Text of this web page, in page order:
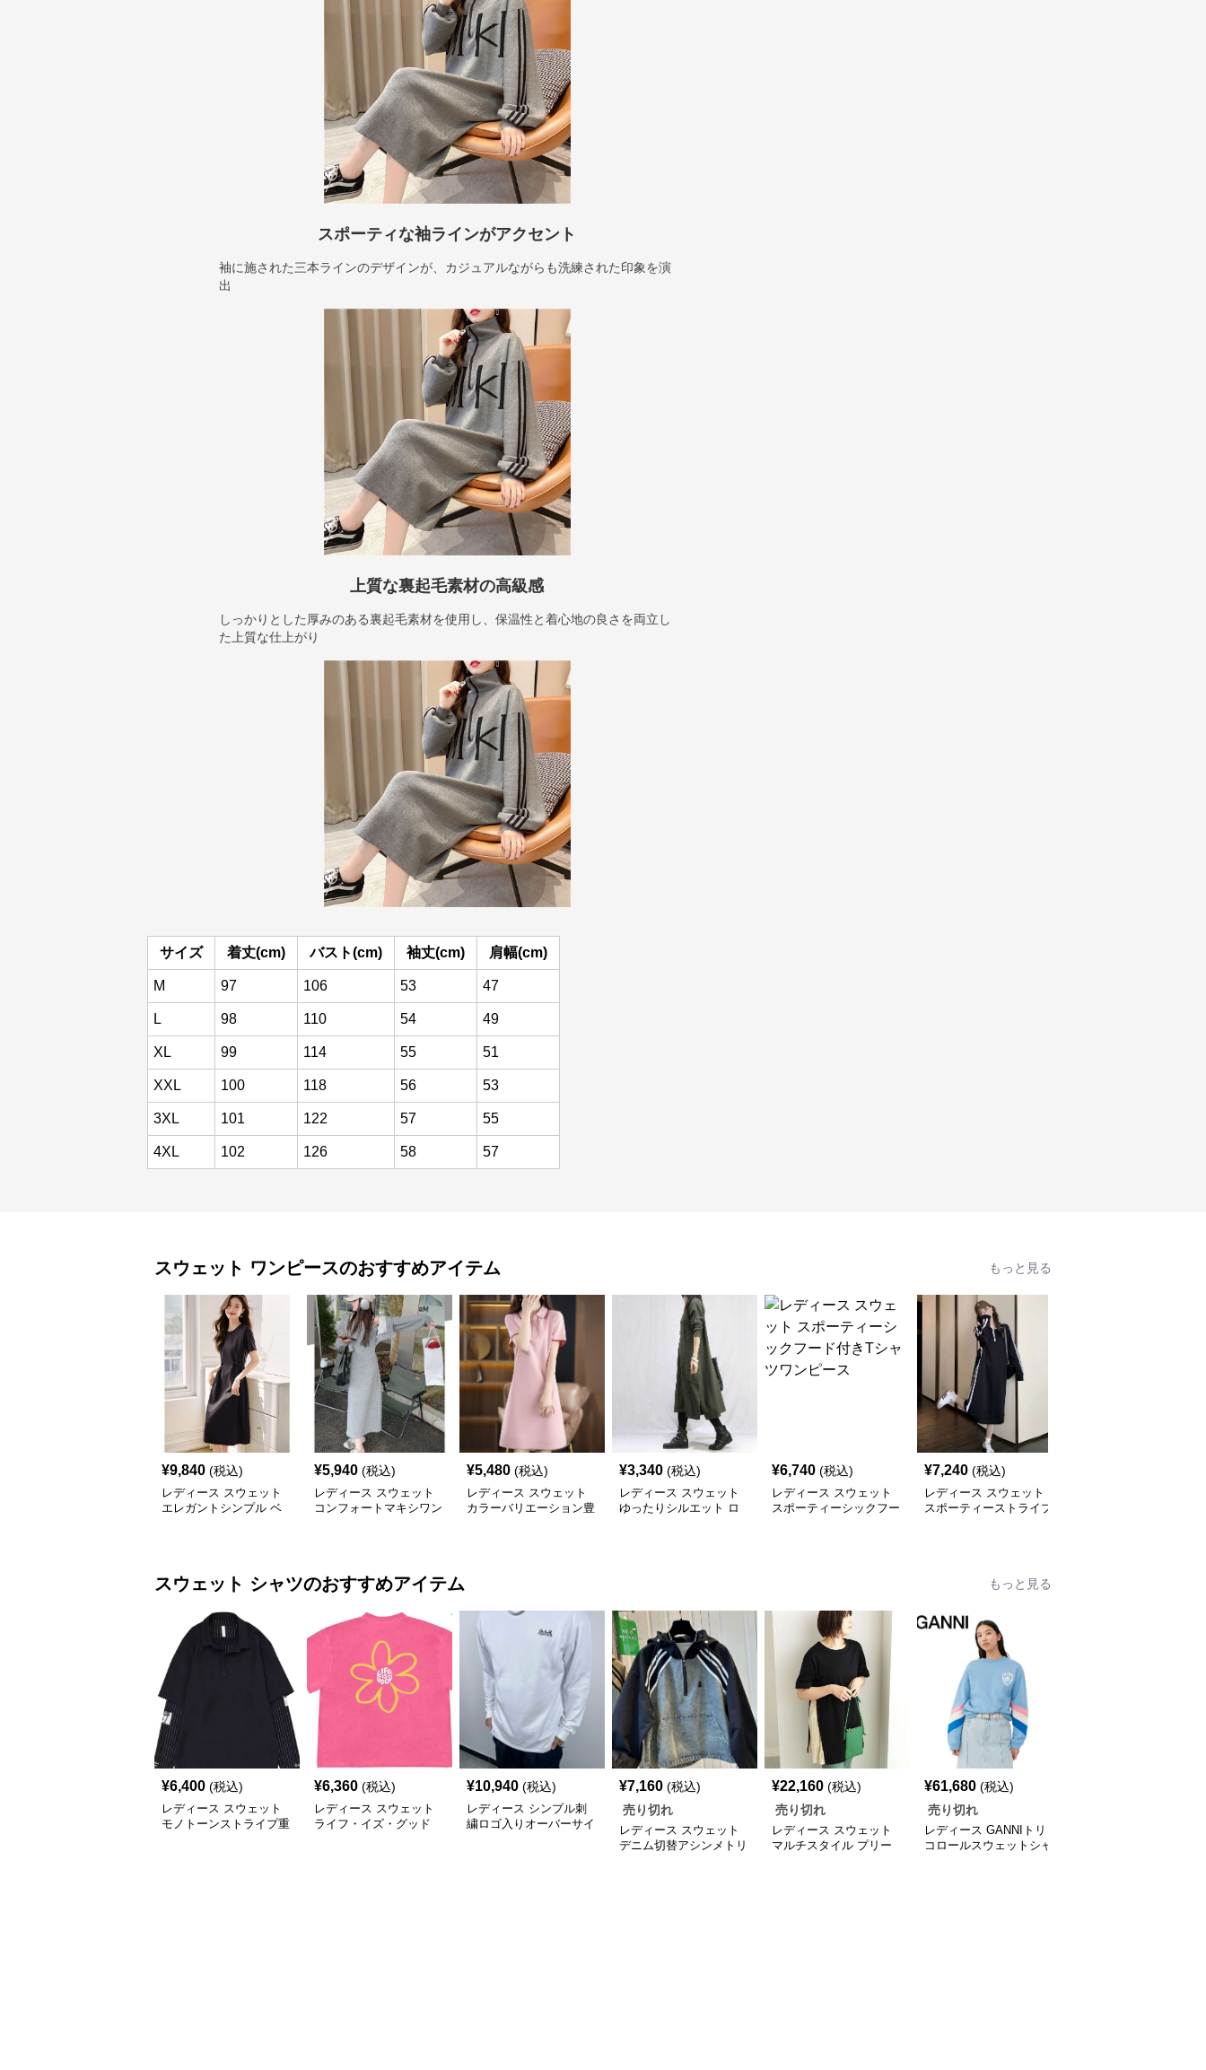
スポーティな袖ラインがアクセント
袖に施された三本ラインのデザインが、カジュアルながらも洗練された印象を演
出
上質な裏起毛素材の高級感
しっかりとした厚みのある裏起毛素材を使用し、保温性と着心地の良さを両立し
た上質な仕上がり
サイズ 着丈(cm) バスト(cm) 袖丈(cm) 肩幅(cm)
M 97 106 53 47
L 98 110 54 49
XL 99 114 55 51
XXL 100 118 56 53
3XL 101 122 57 55
4XL 102 126 58 57
スウェット ワンピースのおすすめアイテム もっと見る
¥9,840 (税込)
レディース スウェット
エレガントシンプル ベ
¥5,940 (税込)
レディース スウェット
コンフォートマキシワン
¥5,480 (税込)
レディース スウェット
カラーバリエーション豊
¥3,340 (税込)
レディース スウェット
ゆったりシルエット ロ
¥6,740 (税込)
レディース スウェット
スポーティーシックフー
¥7,240 (税込)
レディース スウェット
スポーティーストライプ
スウェット シャツのおすすめアイテム もっと見る
¥6,400 (税込)
レディース スウェット
モノトーンストライプ重
¥6,360 (税込)
レディース スウェット
ライフ・イズ・グッド
¥10,940 (税込)
レディース シンプル刺
繍ロゴ入りオーバーサイ
¥7,160 (税込)
売り切れ
レディース スウェット
デニム切替アシンメトリ
¥22,160 (税込)
売り切れ
レディース スウェット
マルチスタイル プリー
¥61,680 (税込)
売り切れ
レディース GANNIトリ
コロールスウェットシャ